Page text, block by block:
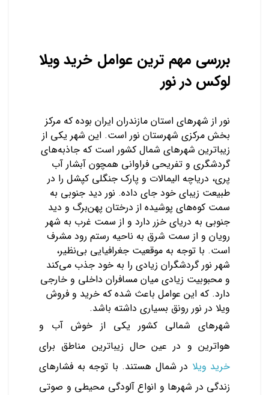
بررسی مهم ترین عوامل خرید ویلا
لوکس در نور
نور از شهرهای استان مازندران ایران بوده که مرکز
بخش مرکزی شهرستان نور است. این شهر یکی از
زیباترین شهرهای شمال کشور است که جاذبه‌های
گردشگری و تفریحی فراوانی همچون آبشار آب
پری، دریاچه الیمالات و پارک جنگلی کپشل را در
طبیعت زیبای خود جای داده. نور دید جنوبی به
سمت کوه‌های پوشیده از درختان پهن‌برگ و دید
جنوبی به دریای خزر دارد و از سمت غرب به شهر
رویان و از سمت شرق به ناحیه رستم رود مشرف
است. با توجه به موقعیت جغرافیایی بی‌نظیر،
شهر نور گردشگران زیادی را به خود جذب می‌کند
و محبوبیت زیادی میان مسافران داخلی و خارجی
دارد. که این عوامل باعث شده که خرید و فروش
ویلا در نور رونق بسیاری داشته باشد.
شهرهای شمالی کشور یکی از خوش آب و
هواترین و در عین حال زیباترین مناطق برای
خرید ویلا در شمال هستند. با توجه به فشارهای
زندگی در شهرها و انواع آلودگی محیطی و صوتی